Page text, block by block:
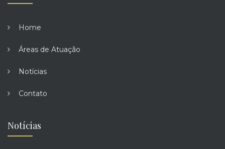
Home
Áreas de Atuação
Notícias
Contato
Notícias